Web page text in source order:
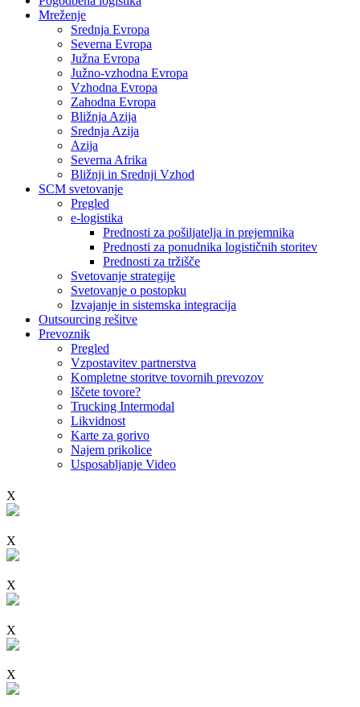
Mreženje
Srednja Evropa
Severna Evropa
Južna Evropa
Južno-vzhodna Evropa
Vzhodna Evropa
Zahodna Evropa
Bližnja Azija
Srednja Azija
Azija
Severna Afrika
Bližnji in Srednji Vzhod
SCM svetovanje
Pregled
e-logistika
Prednosti za pošiljatelja in prejemnika
Prednosti za ponudnika logističnih storitev
Prednosti za tržišče
Svetovanje strategije
Svetovanje o postopku
Izvajanje in sistemska integracija
Outsourcing rešitve
Prevoznik
Pregled
Vzpostavitev partnerstva
Kompletne storitve tovornih prevozov
Iščete tovore?
Trucking Intermodal
Likvidnost
Karte za gorivo
Najem prikolice
Usposabljanje Video
X
X
X
X
X